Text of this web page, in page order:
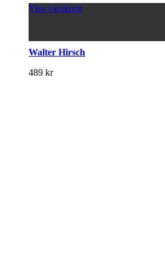
Visa varukorg
Walter Hirsch
489 kr